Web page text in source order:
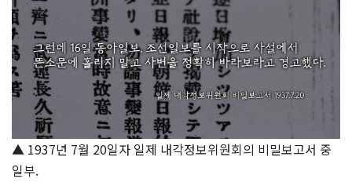
▲ 1937년 7월 20일자 일제 내각정보위원회의 비밀보고서 중
일부.